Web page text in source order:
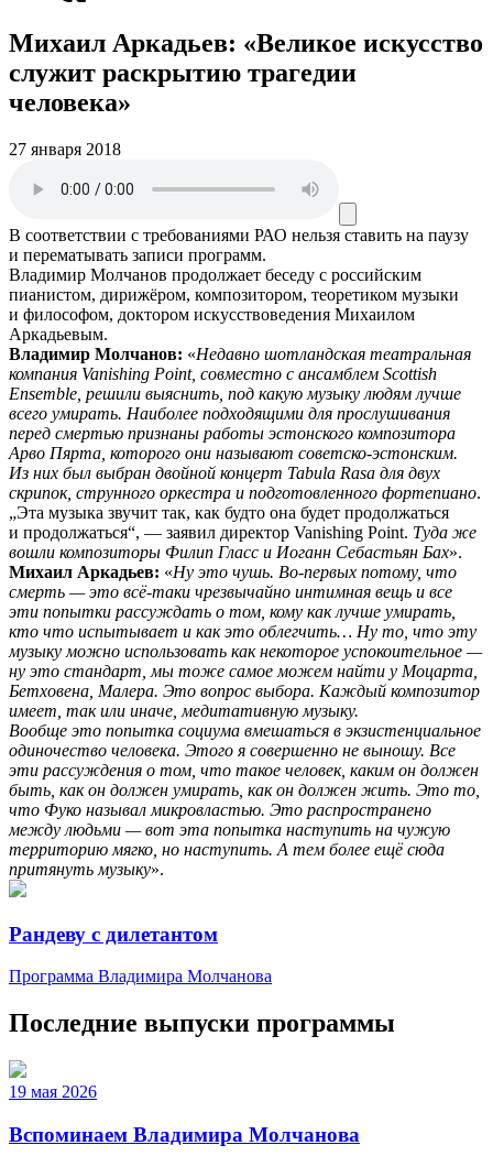
Михаил Аркадьев: «Великое искусство
служит раскрытию трагедии
человека»
27 января 2018
В соответствии с требованиями РАО нельзя ставить на паузу
и перематывать записи программ.
Владимир Молчанов продолжает беседу с российским
пианистом, дирижёром, композитором, теоретиком музыки
и философом, доктором искусствоведения Михаилом
Аркадьевым.
Владимир Молчанов: «Недавно шотландская театральная
компания Vanishing Point, совместно с ансамблем Scottish
Ensemble, решили выяснить, под какую музыку людям лучше
всего умирать. Наиболее подходящими для прослушивания
перед смертью признаны работы эстонского композитора
Арво Пярта, которого они называют советско-эстонским.
Из них был выбран двойной концерт Tabula Rasa для двух
скрипок, струнного оркестра и подготовленного фортепиано.
„Эта музыка звучит так, как будто она будет продолжаться
и продолжаться“, — заявил директор Vanishing Point. Туда же
вошли композиторы Филип Гласс и Иоганн Себастьян Бах».
Михаил Аркадьев: «Ну это чушь. Во-первых потому, что
смерть — это всё-таки чрезвычайно интимная вещь и все
эти попытки рассуждать о том, кому как лучше умирать,
кто что испытывает и как это облегчить… Ну то, что эту
музыку можно использовать как некоторое успокоительное —
ну это стандарт, мы тоже самое можем найти у Моцарта,
Бетховена, Малера. Это вопрос выбора. Каждый композитор
имеет, так или иначе, медитативную музыку.
Вообще это попытка социума вмешаться в экзистенциальное
одиночество человека. Этого я совершенно не выношу. Все
эти рассуждения о том, что такое человек, каким он должен
быть, как он должен умирать, как он должен жить. Это то,
что Фуко называл микровластью. Это распространено
между людьми — вот эта попытка наступить на чужую
территорию мягко, но наступить. А тем более ещё сюда
притянуть музыку».
Рандеву с дилетантом
Программа Владимира Молчанова
Последние выпуски программы
19 мая 2026
Вспоминаем Владимира Молчанова